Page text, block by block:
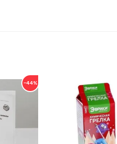
−44%